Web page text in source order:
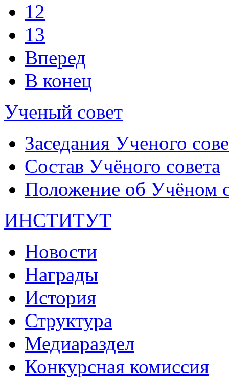
12
13
Вперед
В конец
Ученый совет
Заседания Ученого
Состав Учёного совета
Положение об Учёном
ИНСТИТУТ
Новости
Награды
История
Структура
Медиараздел
Конкурсная комиссия